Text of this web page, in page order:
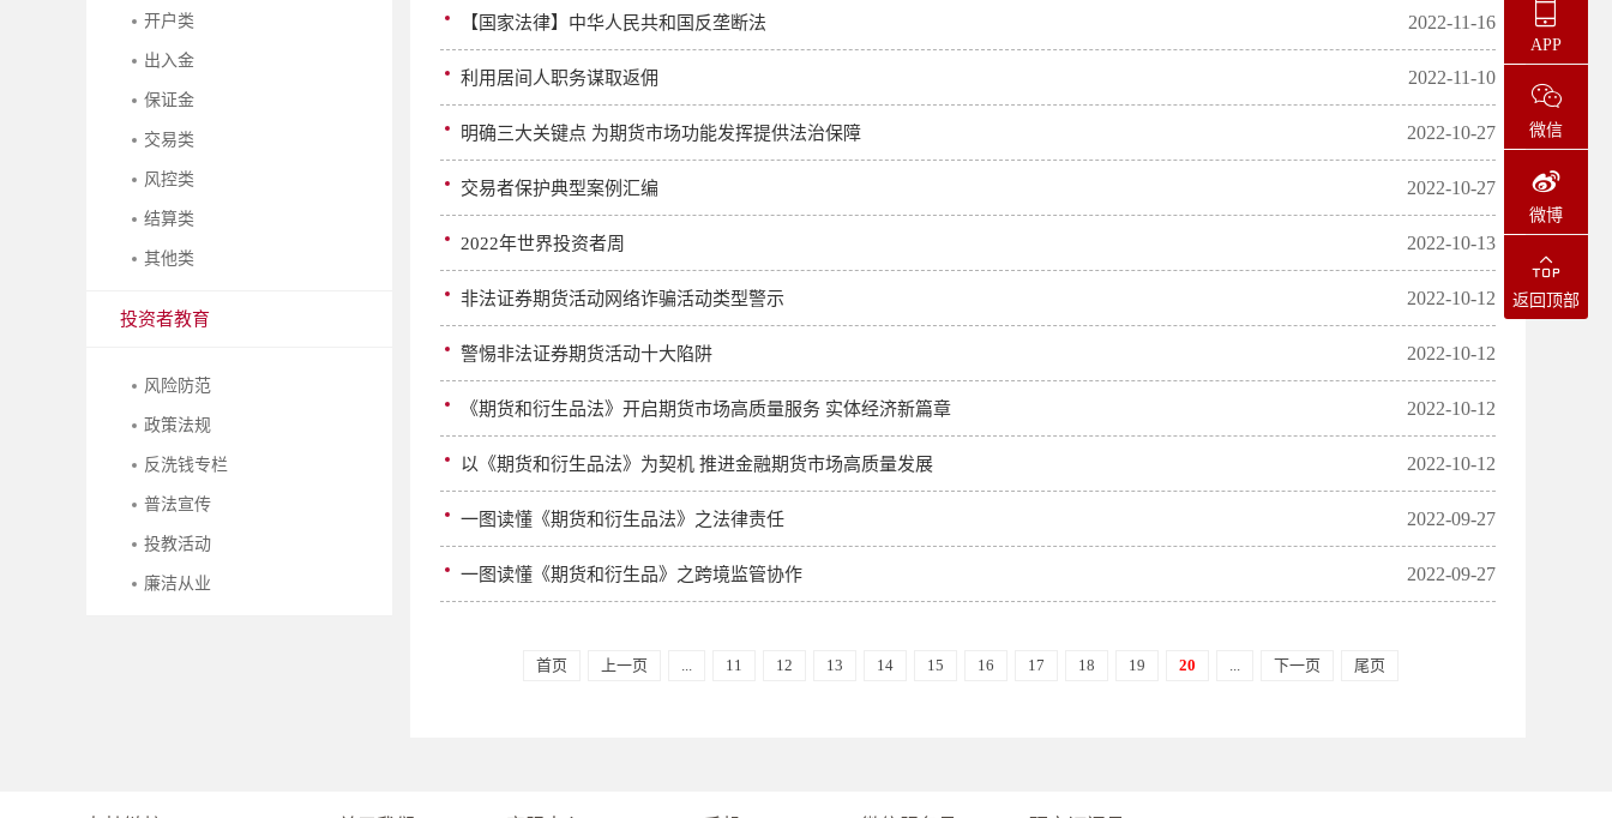
开户类
出入金
保证金
交易类
风控类
结算类
其他类
投资者教育
风险防范
政策法规
反洗钱专栏
普法宣传
投教活动
廉洁从业
【国家法律】中华人民共和国反垄断法 2022-11-16
利用居间人职务谋取返佣 2022-11-10
明确三大关键点 为期货市场功能发挥提供法治保障 2022-10-27
交易者保护典型案例汇编 2022-10-27
2022年世界投资者周 2022-10-13
非法证券期货活动网络诈骗活动类型警示 2022-10-12
警惕非法证券期货活动十大陷阱 2022-10-12
《期货和衍生品法》开启期货市场高质量服务 实体经济新篇章 2022-10-12
以《期货和衍生品法》为契机 推进金融期货市场高质量发展 2022-10-12
一图读懂《期货和衍生品法》之法律责任 2022-09-27
一图读懂《期货和衍生品》之跨境监管协作 2022-09-27
首页 上一页 ... 11 12 13 14 15 16 17 18 19 20 ... 下一页 尾页
APP
微信
微博
返回顶部